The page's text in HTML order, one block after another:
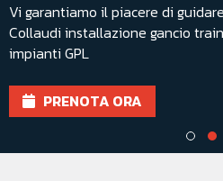
Vi garantiamo il piacere di
Collaudi installazione gancio
impianti GPL
PRENOTA ORA